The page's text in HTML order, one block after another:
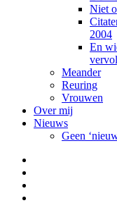
Niet
2004
En
Meander
Reuring
Vrouwen
Over mij
Nieuws
Geen